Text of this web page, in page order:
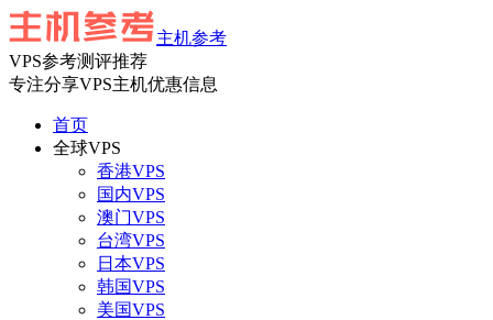
主机参考
VPS参考测评推荐
专注分享VPS主机优惠信息
首页
全球VPS
香港VPS
国内VPS
澳门VPS
台湾VPS
日本VPS
韩国VPS
美国VPS